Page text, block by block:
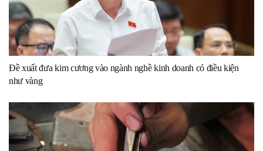
Đề xuất đưa kim cương vào ngành nghề kinh doanh có điều kiện
như vàng